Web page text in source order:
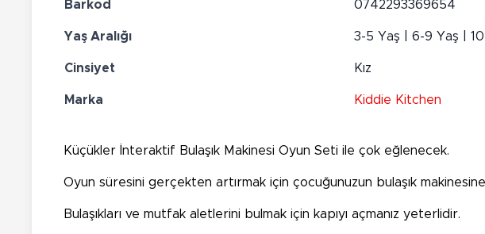
Barkod 0742293369654
Yaş Aralığı 3-5 Yaş | 6-9 Yaş |
Cinsiyet Kız
Marka Kiddie Kitchen
Küçükler İnteraktif Bulaşık Makinesi Oyun Seti ile çok eğlenecek.
Oyun süresini gerçekten artırmak için çocuğunuzun bulaşık
Bulaşıkları ve mutfak aletlerini bulmak için kapıyı açmanız yeterlidir.